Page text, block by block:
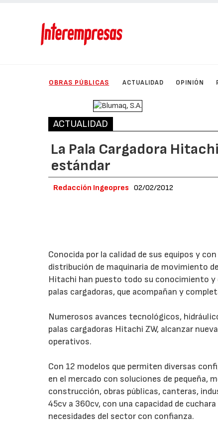
OBRAS PÚBLICAS ACTUALIDAD OPINIÓN
ACTUALIDAD
La Pala Cargadora
estándar
Redacción Ingeopres 02/02/2012
Conocida por la calidad de sus equipos y
distribución de maquinaria de movimiento
Hitachi han puesto todo su conocimiento y
palas cargadoras, que acompañan y
Numerosos avances tecnológicos,
palas cargadoras Hitachi ZW, alcanzar
operativos.
Con 12 modelos que permiten diversas
en el mercado con soluciones de pequeña,
construcción, obras públicas, canteras,
45cv a 360cv, con una capacidad de cuchara
necesidades del sector con confianza.